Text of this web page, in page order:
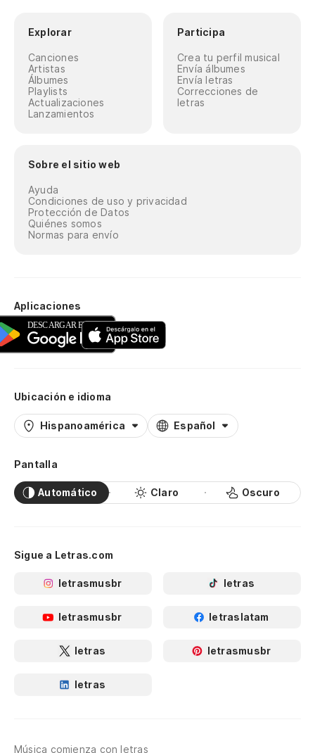
Explorar
Canciones
Artistas
Álbumes
Playlists
Actualizaciones
Lanzamientos
Participa
Crea tu perfil musical
Envía álbumes
Envía letras
Correcciones de
letras
Sobre el sitio web
Ayuda
Condiciones de uso y privacidad
Protección de Datos
Quiénes somos
Normas para envío
Aplicaciones
Ubicación e idioma
Hispanoamérica Español
Pantalla
Automático Claro Oscuro
Sigue a Letras.com
letrasmusbr letras
letrasmusbr letraslatam
letras letrasmusbr
letras
Música comienza con letras